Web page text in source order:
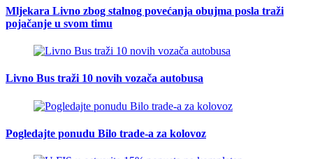
Mljekara Livno zbog stalnog povećanja obujma posla traži
pojačanje u svom timu
Livno Bus traži 10 novih vozača autobusa
Pogledajte ponudu Bilo trade-a za kolovoz